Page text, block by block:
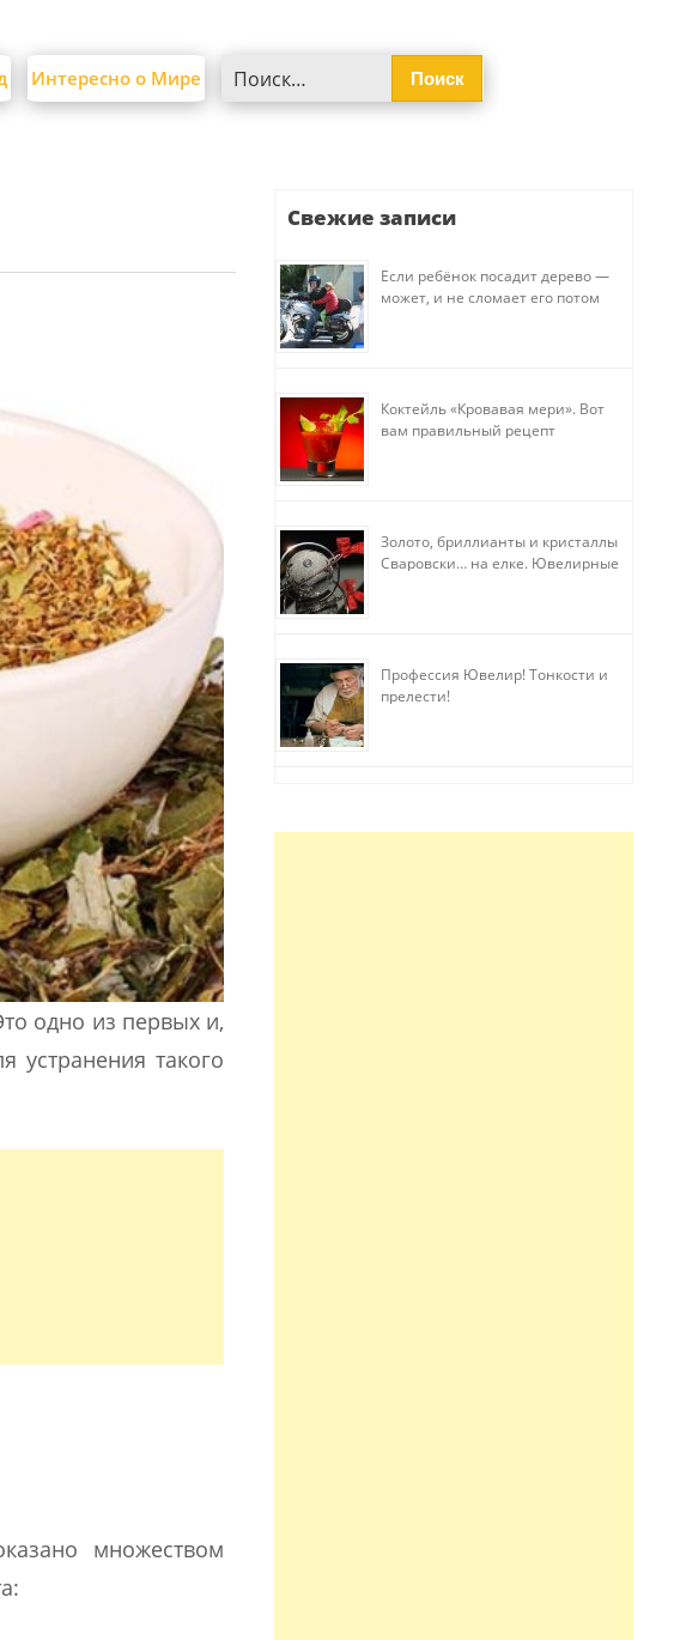
Интересно о Мире
одно из первых и,
устранения такого
множеством
Свежие записи
Если ребёнок посадит дерево —
может, и не сломает его потом
Коктейль «Кровавая мери». Вот
вам правильный рецепт
Золото, бриллианты и кристаллы
Сваровски… на елке. Ювелирные
Профессия Ювелир! Тонкости и
прелести!